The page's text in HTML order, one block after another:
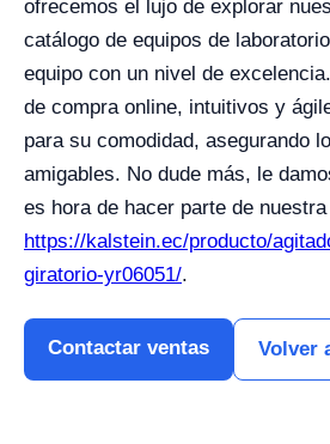
ofrecemos el lujo de explorar
catálogo de equipos de
equipo con un nivel de
de compra online, intuitivos y
para su comodidad, asegurando
amigables. No dude más, le
es hora de hacer parte de
https://kalstein.ec/producto/
giratorio-yr06051/.
Contactar ventas Volver